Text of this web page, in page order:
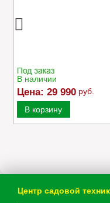
В наличии
Цена: 29 990 руб.
В корзину
Центр садовой